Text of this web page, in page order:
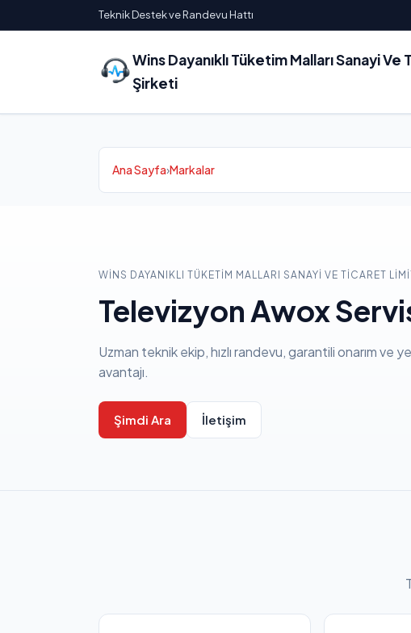
Teknik Destek ve Randevu Hattı
Wins Dayanıklı Tüketim Malları Sanayi
Şirketi
Ana Sayfa›Markalar
WINS DAYANIKLI TÜKETIM MALLARI SANAYI VE TICARET
Televizyon Awox
Uzman teknik ekip, hızlı randevu, garantili onarım ve
avantajı.
Şimdi Ara İletişim